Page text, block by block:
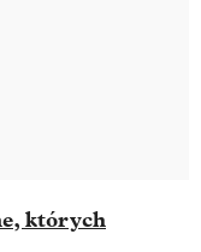
których